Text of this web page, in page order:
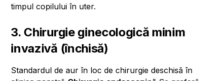
timpul copilului în uter.
3. Chirurgie ginecologică minim
invazivă (închisă)
Standardul de aur în loc de chirurgie deschisă în